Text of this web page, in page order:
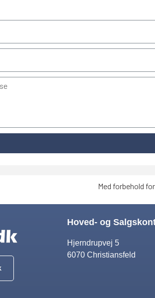
Med forbehold
Hoved- og
Hjerndrupvej 5
6070 Christiansfeld